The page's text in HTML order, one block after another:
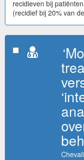
recidieven bij
(recidief bij 20% van